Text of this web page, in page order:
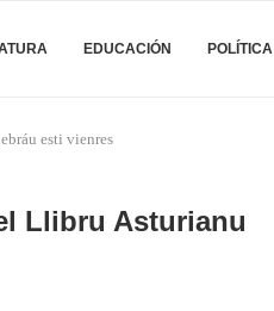
EDUCACIÓN POLÍTICA
esti vienres
Llibru Asturianu